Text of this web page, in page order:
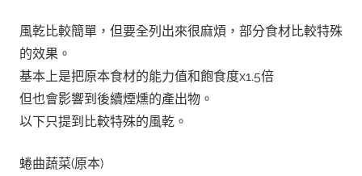
風乾比較簡單，但要全列出來很麻煩，部分食材比較特殊
的效果。
基本上是把原本食材的能力值和飽食度x1.5倍
但也會影響到後續煙燻的產出物。
以下只提到比較特殊的風乾。
蜷曲蔬菜(原本)